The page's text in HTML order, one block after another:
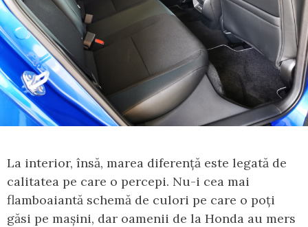
La interior, însă, marea diferență este legată de
calitatea pe care o percepi. Nu-i cea mai
flamboaiantă schemă de culori pe care o poți
găsi pe mașini, dar oamenii de la Honda au mers